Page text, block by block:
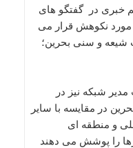
خبری در گفتگو های
مورد نکوهش قرار می
شیعه و سنی بحرین؛
شبکه نیز در
در مقایسه با سایر
و منطقه ای
را پوشش می دهند